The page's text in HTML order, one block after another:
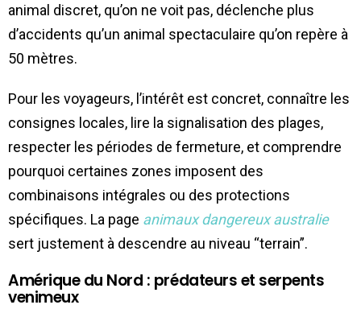
animal discret, qu’on ne voit pas, déclenche plus
d’accidents qu’un animal spectaculaire qu’on repère à
50 mètres.
Pour les voyageurs, l’intérêt est concret, connaître les
consignes locales, lire la signalisation des plages,
respecter les périodes de fermeture, et comprendre
pourquoi certaines zones imposent des
combinaisons intégrales ou des protections
spécifiques. La page animaux dangereux australie
sert justement à descendre au niveau “terrain”.
Amérique du Nord : prédateurs et serpents
venimeux